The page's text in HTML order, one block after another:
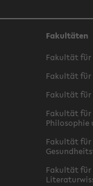
Fakultäten
Fakultät für
Fakultät für
Fakultät für
Fakultät für
Philosophie
Fakultät für
Fakultät